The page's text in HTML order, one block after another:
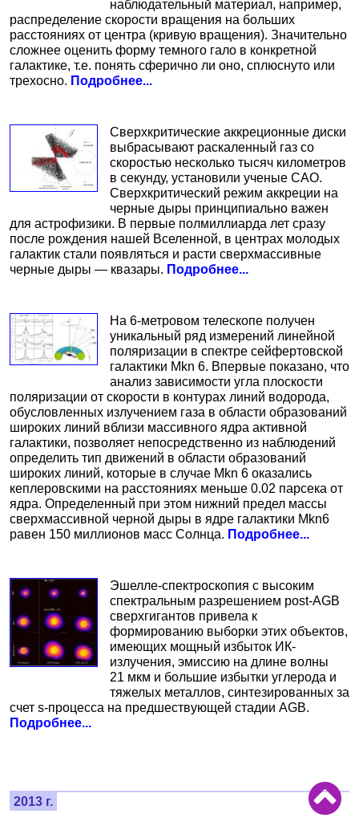
наблюдательный материал, например,
распределение скорости вращения на больших
расстояниях от центра (кривую вращения). Значительно
сложнее оценить форму темного гало в конкретной
галактике, т.е. понять сферично ли оно, сплюснуто или
трехосно. Подробнее...
Сверхкритические аккреционные диски
выбрасывают раскаленный газ со
скоростью несколько тысяч километров
в секунду, установили ученые САО.
Сверхкритический режим аккреции на
черные дыры принципиально важен
для астрофизики. В первые полмиллиарда лет сразу
после рождения нашей Вселенной, в центрах молодых
галактик стали появляться и расти сверхмассивные
черные дыры — квазары. Подробнее...
На 6-метровом телескопе получен
уникальный ряд измерений линейной
поляризации в спектре сейфертовской
галактики Mkn 6. Впервые показано, что
анализ зависимости угла плоскости
поляризации от скорости в контурах линий водорода,
обусловленных излучением газа в области образований
широких линий вблизи массивного ядра активной
галактики, позволяет непосредственно из наблюдений
определить тип движений в области образований
широких линий, которые в случае Mkn 6 оказались
кеплеровскими на расстояниях меньше 0.02 парсека от
ядра. Определенный при этом нижний предел массы
сверхмассивной черной дыры в ядре галактики Mkn6
равен 150 миллионов масс Солнца. Подробнее...
Эшелле-спектроскопия с высоким
спектральным разрешением post-AGB
сверхгигантов привела к
формированию выборки этих объектов,
имеющих мощный избыток ИК-
излучения, эмиссию на длине волны
21 мкм и большие избытки углерода и
тяжелых металлов, синтезированных за
счет s-процесса на предшествующей стадии AGB.
Подробнее...
2013 г.